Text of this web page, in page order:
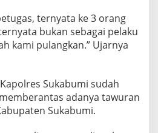
ternyata ke 3 orang
bukan sebagai pelaku
kami pulangkan.” Ujarnya
Sukabumi sudah
adanya tawuran
Sukabumi.